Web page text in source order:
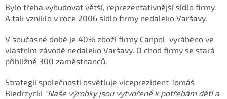
Bylo třeba vybudovat větší, reprezentativnější sídlo firmy.
A tak vzniklo v roce 2006 sídlo firmy nedaleko Varšavy.
V současné době je 40% zboží firmy Canpol vyráběno ve
vlastním závodě nedaleko Varšavy. O chod firmy se stará
přibližně 300 zaměstnanců.
Strategii společnosti osvětluje viceprezident Tomáš
Biedrzycki "Naše výrobky jsou vytvořené k potřebám dětí a